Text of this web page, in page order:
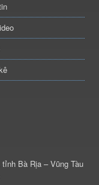
Bà Rịa – Vũng Tàu